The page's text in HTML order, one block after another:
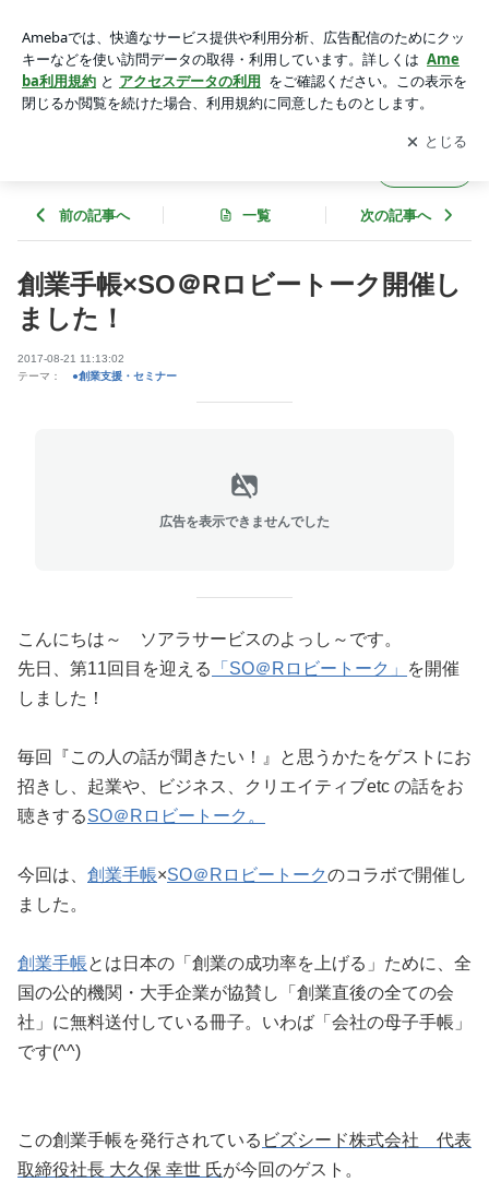
IAL BLOGアプリをダウンロードして ブログの更新通知
を受け取りまし
ょう。
開く
前の記事へ 一覧 次の記事へ
創業手帳×SO＠Rロビートーク開催し
ました！
2017-08-21 11:13:02
テーマ：
●創業支援・セミナー
広告を表示できませんでした
こんにちは～ ソアラサービスのよっし～です。
先日、第11回目を迎える
「SO＠Rロビートーク」
を開催
しました！
毎回『この人の話が聞きたい！』と思うかたをゲストにお
招きし、起業や、ビジネス、クリエイティブetc の話をお
聴きするSO＠Rロビートーク。
今回は、 創業手帳×SO＠Rロビートークのコラボで開催し
ました。
創業手帳とは日本の「創業の成功率を上げる」ために、全
国の公的機関・大手企業が協賛し「創業直後の全ての会
社」に無料送付している冊子。いわば「会社の母子手帳」
です(^^)
この創業手帳を発行されている ビズシード株式会社 代表
取締役社長 大久保 幸世 氏が今回のゲスト。